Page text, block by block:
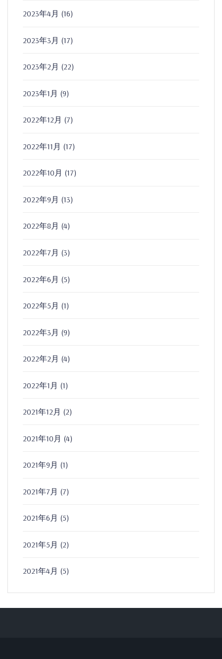
2023年4月 (16)
2023年3月 (17)
2023年2月 (22)
2023年1月 (9)
2022年12月 (7)
2022年11月 (17)
2022年10月 (17)
2022年9月 (13)
2022年8月 (4)
2022年7月 (3)
2022年6月 (5)
2022年5月 (1)
2022年3月 (9)
2022年2月 (4)
2022年1月 (1)
2021年12月 (2)
2021年10月 (4)
2021年9月 (1)
2021年7月 (7)
2021年6月 (5)
2021年5月 (2)
2021年4月 (5)